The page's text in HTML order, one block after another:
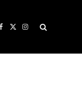
Facebook
X
Instagram